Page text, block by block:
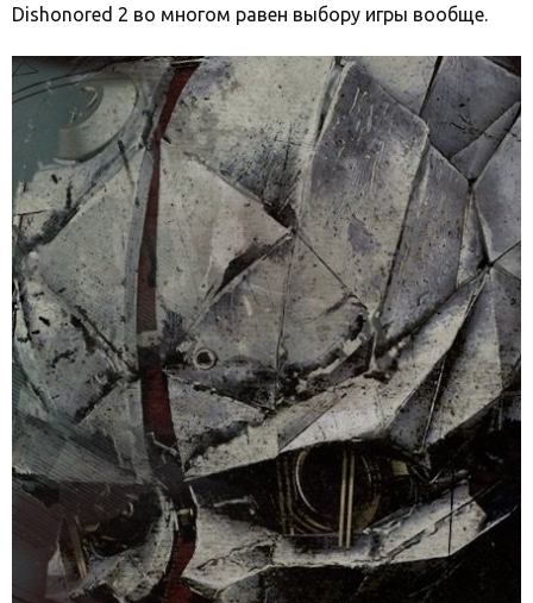
Dishonored 2 во многом равен выбору игры вообще.